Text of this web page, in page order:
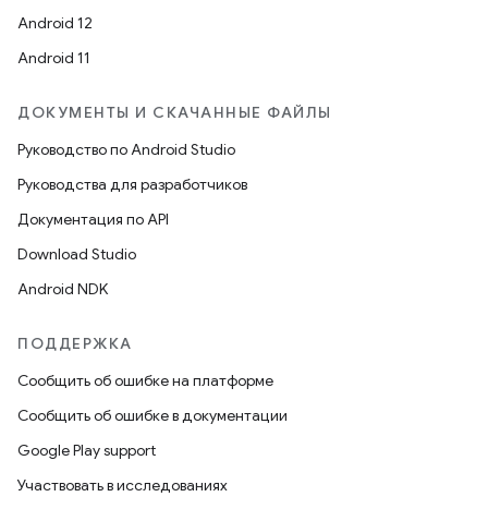
Android 12
Android 11
ДОКУМЕНТЫ И СКАЧАННЫЕ ФАЙЛЫ
Руководство по Android Studio
Руководства для разработчиков
Документация по API
Download Studio
Android NDK
ПОДДЕРЖКА
Сообщить об ошибке на платформе
Сообщить об ошибке в документации
Google Play support
Участвовать в исследованиях